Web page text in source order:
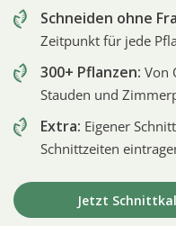
Schneiden ohne
Zeitpunkt für jede
300+ Pflanzen: Von
Stauden und
Extra: Eigener
Schnittzeiten
Jetzt